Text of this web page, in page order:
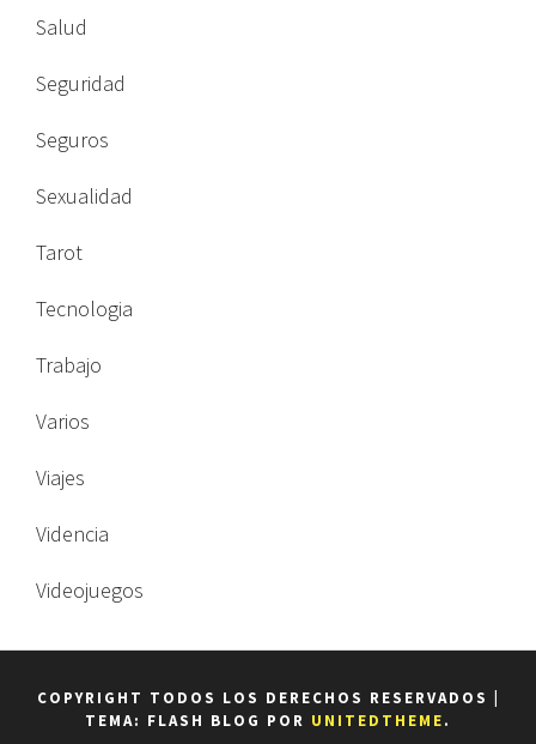
Salud
Seguridad
Seguros
Sexualidad
Tarot
Tecnologia
Trabajo
Varios
Viajes
Videncia
Videojuegos
COPYRIGHT TODOS LOS DERECHOS RESERVADOS
TEMA: FLASH BLOG POR UNITEDTHEME.